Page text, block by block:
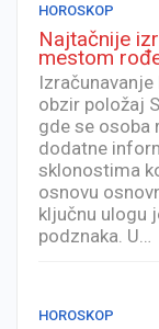
HOROSKOP
Najtačnije
mestom
obzir položaj
gde se osoba
dodatne
sklonostima
osnovu
ključnu ulogu
podznaka. U…
HOROSKOP